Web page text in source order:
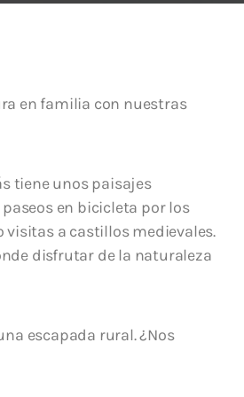
en familia con nuestras
tiene unos paisajes
en bicicleta por los
visitas a castillos medievales.
disfrutar de la naturaleza
escapada rural. ¿Nos